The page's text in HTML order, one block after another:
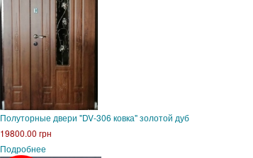
Полуторные двери "DV-306 ковка" золотой дуб
19800.00 грн
Подробнее